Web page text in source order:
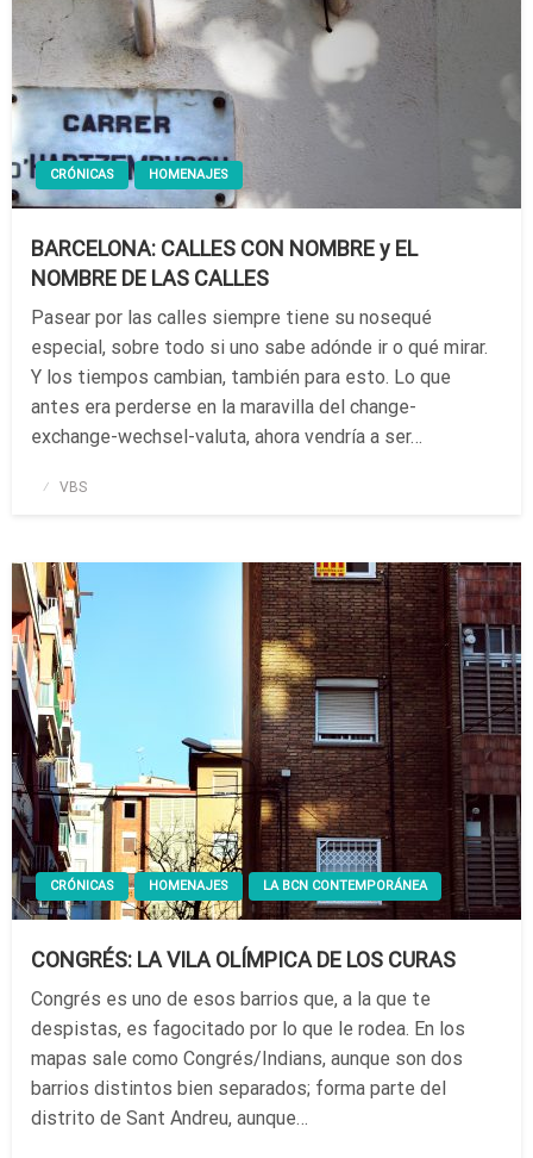
CRÓNICAS HOMENAJES
BARCELONA: CALLES CON NOMBRE y EL
NOMBRE DE LAS CALLES
Pasear por las calles siempre tiene su nosequé
especial, sobre todo si uno sabe adónde ir o qué mirar.
Y los tiempos cambian, también para esto. Lo que
antes era perderse en la maravilla del change-
exchange-wechsel-valuta, ahora vendría a ser…
Publicado
VBS
CRÓNICAS HOMENAJES LA BCN CONTEMPORÁNEA
CONGRÉS: LA VILA OLÍMPICA DE LOS CURAS
Congrés es uno de esos barrios que, a la que te
despistas, es fagocitado por lo que le rodea. En los
mapas sale como Congrés/Indians, aunque son dos
barrios distintos bien separados; forma parte del
distrito de Sant Andreu, aunque…